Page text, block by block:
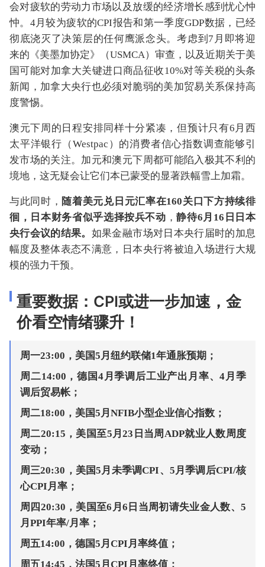
会对疲软的劳动力市场以及放缓的经济增长感到忧心忡
忡。4月较为疲软的CPI报告和第一季度GDP数据，已经
彻底浇灭了决策层的任何鹰派念头。考虑到7月即将迎
来的《美墨加协定》（USMCA）审查，以及近期关于美
国可能对加拿大关键进口商品征收10%对等关税的头条
新闻，加拿大央行也必须对脆弱的美加贸易关系保持高
度警惕。
澳元下周的日程安排同样十分紧凑，但预计只有6月西
太平洋银行（Westpac）的消费者信心指数调查能够引
发市场的关注。加元和澳元下周都可能陷入极其不利的
境地，这无疑会让它们本已蒙受的显著跌幅雪上加霜。
与此同时， 随着美元兑日元汇率在160关口下方持续徘
徊，日本财务省似乎选择按兵不动 ，静待6月16日日本
央行会议的结果。 如果金融市场对日本央行届时的加息
幅度及整体表态不满意，日本央行将被迫入场进行大规
模的强力干预。
重要数据：CPI或进一步加速，金
价看空情绪骤升！
周一23:00，美国5月纽约联储1年通胀预期；
周二14:00，德国4月季调后工业产出月率、4月季
调后贸易帐；
周二18:00，美国5月NFIB小型企业信心指数；
周二20:15，美国至5月23日当周ADP就业人数周度
变动；
周三20:30，美国5月未季调CPI、5月季调后CPI/核
心CPI月率；
周四20:30，美国至6月6日当周初请失业金人数、5
月PPI年率/月率；
周五14:00，德国5月CPI月率终值；
周五14:45，法国5月CPI月率终值；